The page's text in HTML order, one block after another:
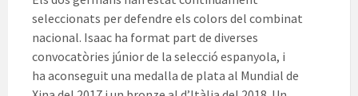
seleccionats per defendre els colors del combinat
nacional. Isaac ha format part de diverses
convocatòries júnior de la selecció espanyola, i
ha aconseguit una medalla de plata al Mundial de